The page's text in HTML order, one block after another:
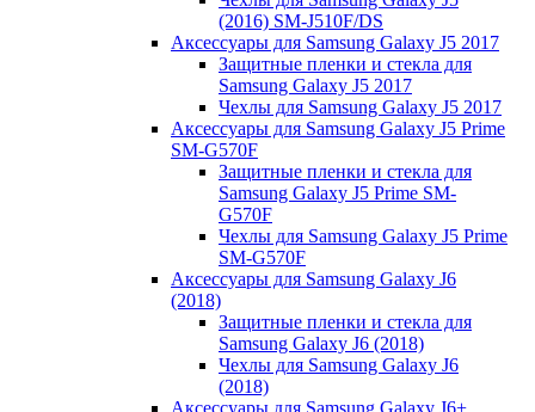
(2016) SM-J510F/DS
Аксессуары для Samsung Galaxy J5 2017
Защитные пленки и стекла для
Samsung Galaxy J5 2017
Чехлы для Samsung Galaxy J5 2017
Аксессуары для Samsung Galaxy J5 Prime
SM-G570F
Защитные пленки и стекла для
Samsung Galaxy J5 Prime SM-
G570F
Чехлы для Samsung Galaxy J5 Prime
SM-G570F
Аксессуары для Samsung Galaxy J6
(2018)
Защитные пленки и стекла для
Samsung Galaxy J6 (2018)
Чехлы для Samsung Galaxy J6
(2018)
Аксессуары для Samsung Galaxy J6+